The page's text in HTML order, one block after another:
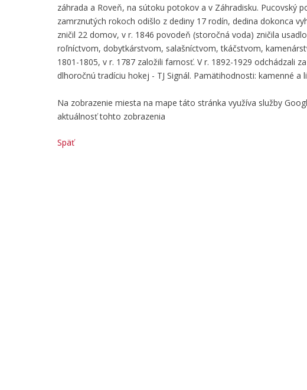
záhrada a Roveň, na sútoku potokov a v Záhradisku. Pucovský
zamrznutých rokoch odišlo z dediny 17 rodín, dedina dokonca
zničil 22 domov, v r. 1846 povodeň (storočná voda) zničila
roľníctvom, dobytkárstvom, salašníctvom, tkáčstvom,
1801-1805, v r. 1787 založili farnosť. V r. 1892-1929 odchádzali
dlhoročnú tradíciu hokej - TJ Signál. Pamätihodnosti: kamenné
Na zobrazenie miesta na mape táto stránka využíva služby
aktuálnosť tohto zobrazenia
Späť